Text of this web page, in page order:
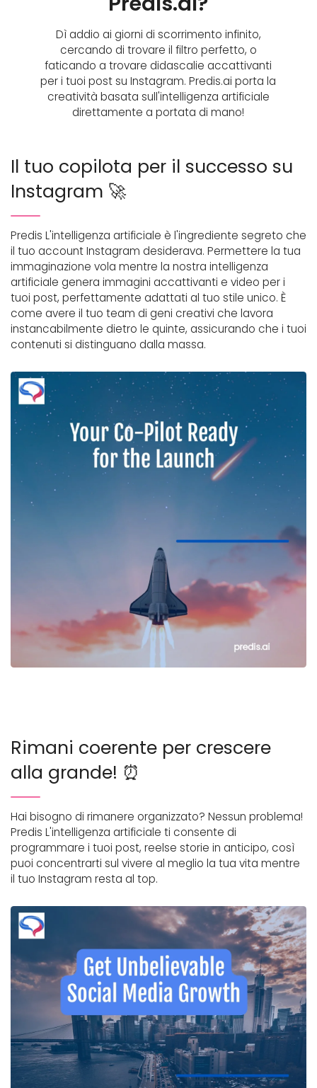
Dì addio ai giorni di scorrimento infinito,
cercando di trovare il filtro perfetto, o
faticando a trovare didascalie accattivanti
per i tuoi post su Instagram. Predis.ai porta la
creatività basata sull'intelligenza artificiale
direttamente a portata di mano!
Il tuo copilota per il successo su
Instagram 🚀
Predis L'intelligenza artificiale è l'ingrediente segreto che
il tuo account Instagram desiderava. Permettere la tua
immaginazione vola mentre la nostra intelligenza
artificiale genera immagini accattivanti e video per i
tuoi post, perfettamente adattati al tuo stile unico. È
come avere il tuo team di geni creativi che lavora
instancabilmente dietro le quinte, assicurando che i tuoi
contenuti si distinguano dalla massa.
Rimani coerente per crescere
alla grande! ⏰
Hai bisogno di rimanere organizzato? Nessun problema!
Predis L'intelligenza artificiale ti consente di
programmare i tuoi post, reelse storie in anticipo, così
puoi concentrarti sul vivere al meglio la tua vita mentre
il tuo Instagram resta al top.